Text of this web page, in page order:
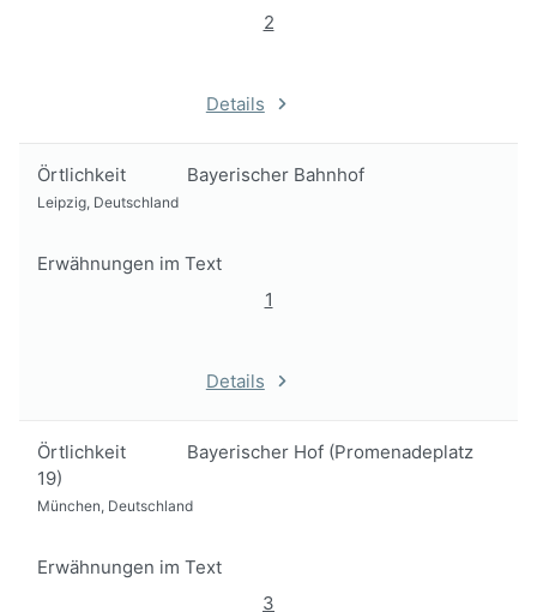
2
Details
Örtlichkeit Bayerischer Bahnhof
Leipzig, Deutschland
Erwähnungen im Text
1
Details
Örtlichkeit
Bayerischer Hof (Promenadeplatz
19)
München, Deutschland
Erwähnungen im Text
3